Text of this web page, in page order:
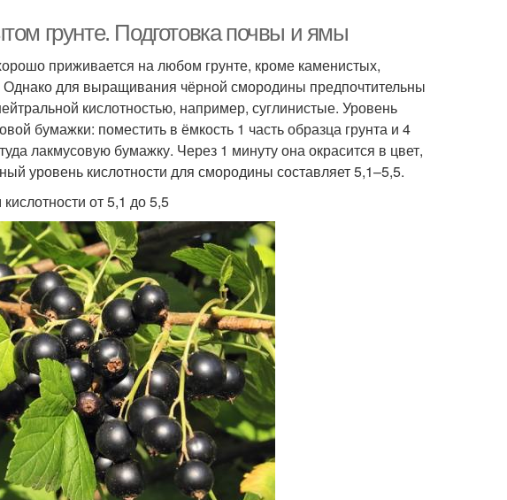
грунте. Подготовка почвы и ямы
приживается на любом грунте, кроме каменистых,
для выращивания чёрной смородины предпочтительны
кислотностью, например, суглинистые. Уровень
бумажки: поместить в ёмкость 1 часть образца грунта и 4
лакмусовую бумажку. Через 1 минуту она окрасится в цвет,
уровень кислотности для смородины составляет 5,1–5,5.
от 5,1 до 5,5